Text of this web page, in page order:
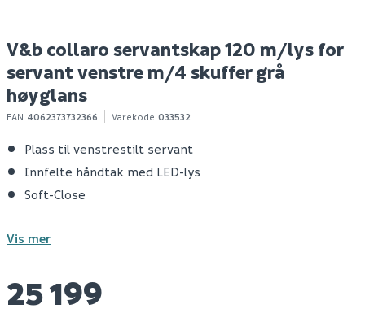
V&b collaro servantskap 120 m/lys for
servant venstre m/4 skuffer grå
høyglans
EAN 4062373732366 Varekode 033532
Plass til venstrestilt servant
Innfelte håndtak med LED-lys
Soft-Close
Vis mer
25 199